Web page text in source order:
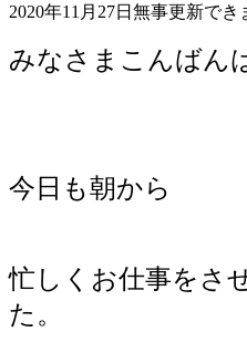
2020年11月27日 無事更新でき
みなさまこんばん
今日も朝から
忙しくお仕事をさ
た。